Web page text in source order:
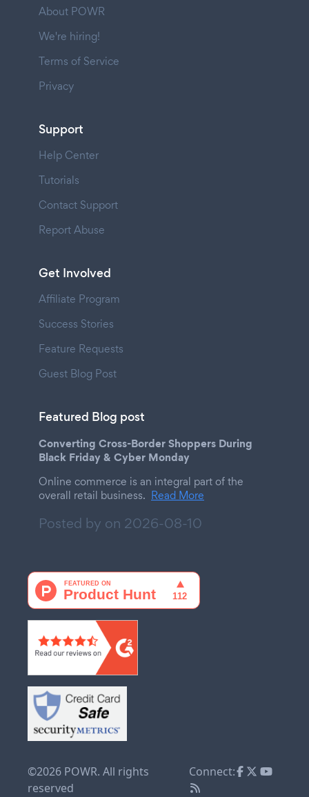
About POWR
We're hiring!
Terms of Service
Privacy
Support
Help Center
Tutorials
Contact Support
Report Abuse
Get Involved
Affiliate Program
Success Stories
Feature Requests
Guest Blog Post
Featured Blog post
Converting Cross-Border Shoppers During
Black Friday & Cyber Monday
Online commerce is an integral part of the
overall retail business. Read More
Posted by on 2026-08-10
©2026 POWR. All rights
reserved
Connect: